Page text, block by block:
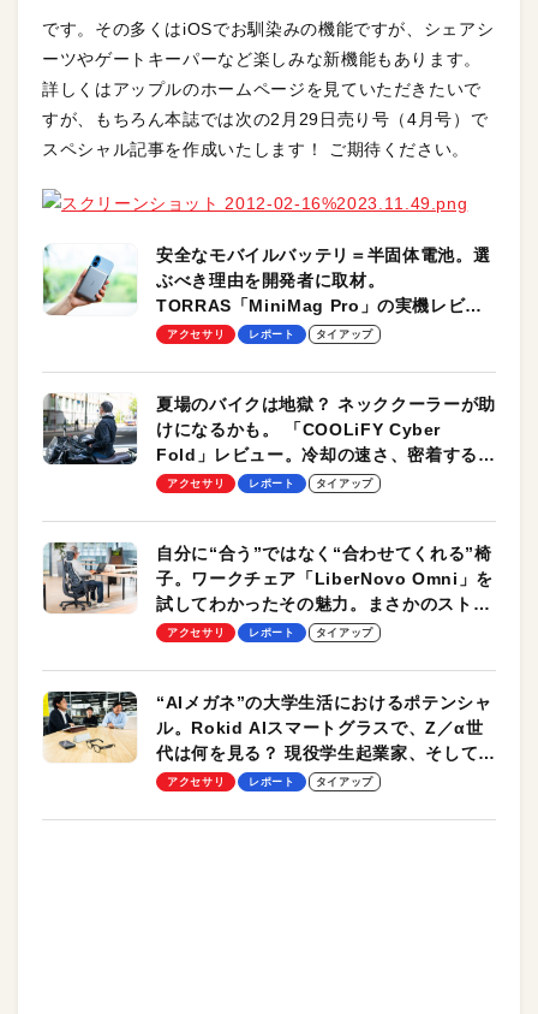
です。その多くはiOSでお馴染みの機能ですが、シェアシ
ーツやゲートキーパーなど楽しみな新機能もあります。
詳しくはアップルのホームページを見ていただきたいで
すが、もちろん本誌では次の2月29日売り号（4月号）で
スペシャル記事を作成いたします！ ご期待ください。
安全なモバイルバッテリ＝半固体電池。選
ぶべき理由を開発者に取材。
TORRAS「MiniMag Pro」の実機レビュ
ーも
アクセサリ レポート タイアップ
夏場のバイクは地獄？ ネッククーラーが助
けになるかも。 「COOLiFY Cyber
Fold」レビュー。冷却の速さ、密着する冷
却プレート、シンプルな操作性がグッド！
アクセサリ レポート タイアップ
自分に“合う”ではなく“合わせてくれる”椅
子。ワークチェア「LiberNovo Omni」を
試してわかったその魅力。まさかのストレ
ッチ機能も搭載
アクセサリ レポート タイアップ
“AIメガネ”の大学生活におけるポテンシャ
ル。Rokid AIスマートグラスで、Z／α世
代は何を見る？ 現役学生起業家、そして教
授による体験会レポート【PR】
アクセサリ レポート タイアップ